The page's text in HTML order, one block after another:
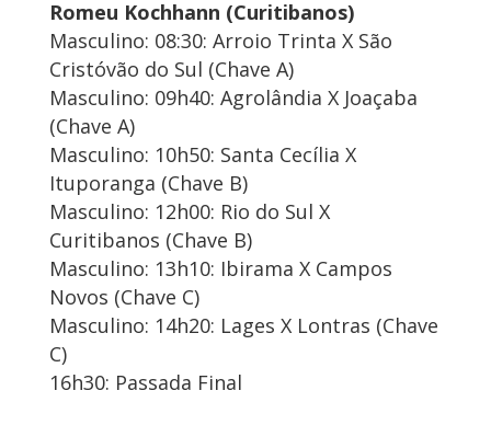
Romeu Kochhann (Curitibanos)
Masculino: 08:30: Arroio Trinta X São
Cristóvão do Sul (Chave A)
Masculino: 09h40: Agrolândia X Joaçaba
(Chave A)
Masculino: 10h50: Santa Cecília X
Ituporanga (Chave B)
Masculino: 12h00: Rio do Sul X
Curitibanos (Chave B)
Masculino: 13h10: Ibirama X Campos
Novos (Chave C)
Masculino: 14h20: Lages X Lontras (Chave
C)
16h30: Passada Final